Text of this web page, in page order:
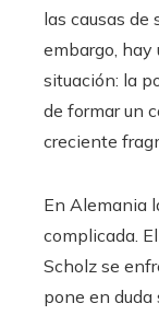
las causas de
embargo, hay
situación: la
de formar un
creciente
En Alemania
complicada.
Scholz se
pone en duda